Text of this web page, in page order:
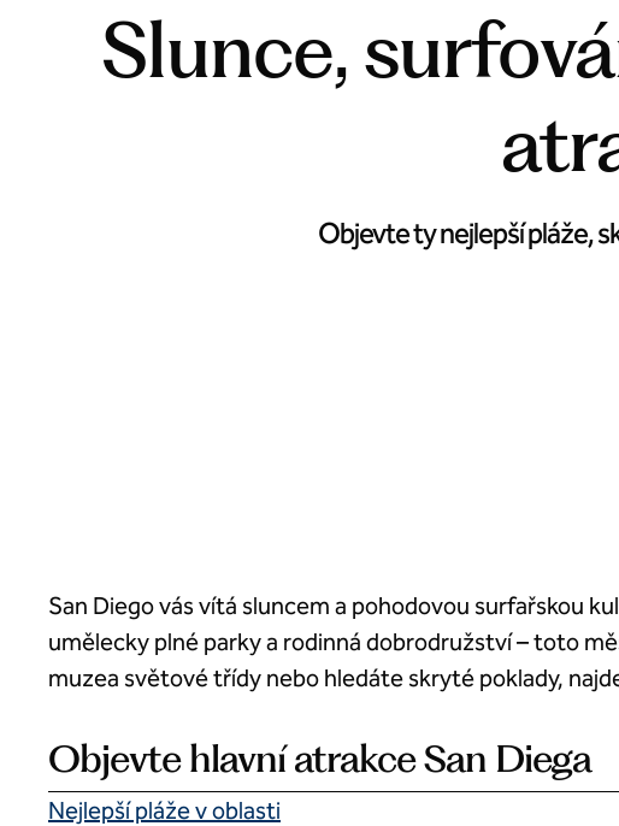
Slunce,
Objevte ty nejlepší pláže,
San Diego vás vítá sluncem a pohodovou surfařskou
umělecky plné parky a rodinná dobrodružství – toto
muzea světové třídy nebo hledáte skryté poklady,
Objevte hlavní atrakce San Diega
Nejlepší pláže v oblasti